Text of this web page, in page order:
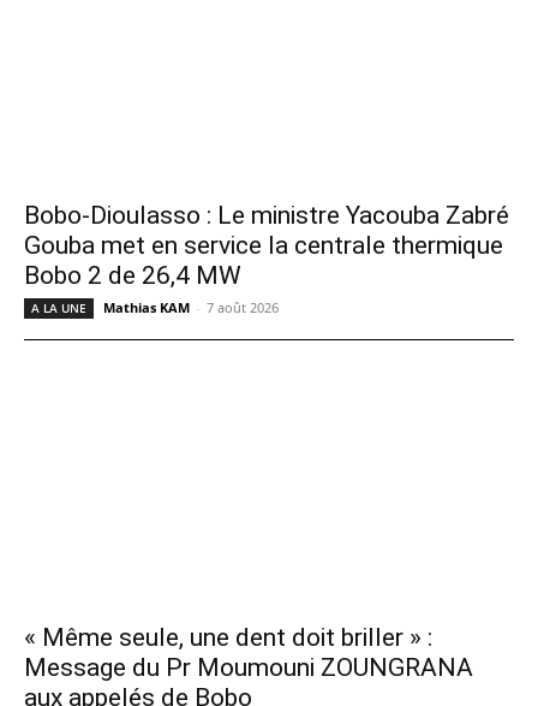
Bobo-Dioulasso : Le ministre Yacouba Zabré
Gouba met en service la centrale thermique
Bobo 2 de 26,4 MW
A LA UNE Mathias KAM - 7 août 2026
« Même seule, une dent doit briller » :
Message du Pr Moumouni ZOUNGRANA
aux appelés de Bobo